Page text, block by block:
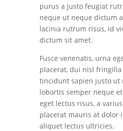
purus a justo feugiat
neque ut neque dictum
lacinia rutrum risus, id
dictum sit amet.
Fusce venenatis, urna
placerat, dui nisl fringilla
tincidunt sapien justo ut
lobortis semper neque
eget lectus risus, a
placerat mauris at dolor
aliquet lectus ultricies.